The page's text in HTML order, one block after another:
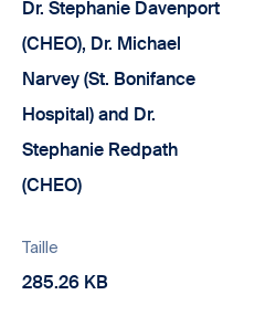
Dr. Stephanie Davenport
(CHEO), Dr. Michael
Narvey (St. Bonifance
Hospital) and Dr.
Stephanie Redpath
(CHEO)
Taille
285.26 KB